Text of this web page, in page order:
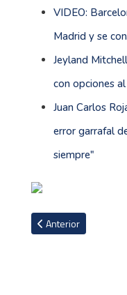
VIDEO:
Madrid y se
Jeyland
con opciones
Juan Carlos
error garrafal
siempre"
Artículo anterior:
Anterior